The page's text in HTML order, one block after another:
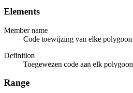
Elements
Member name
Code toewijzing van elke polygoon
Definition
Toegewezen code aan elk polygoon
Range